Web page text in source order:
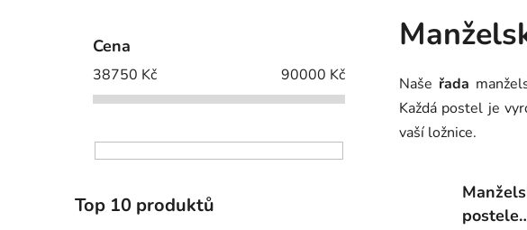
í
Cena
38750 Kč 90000 Kč
Top 10 produktů
Naše řada
Každá postel je
vaší ložnice.
postele